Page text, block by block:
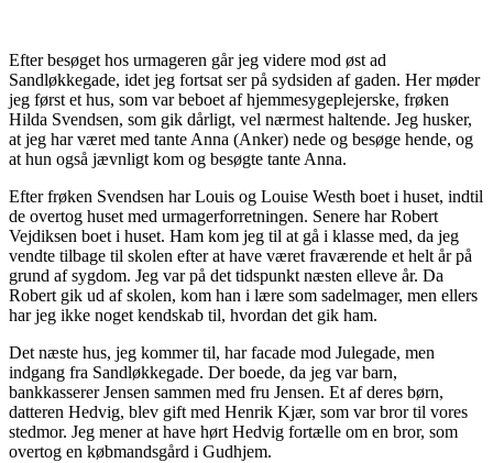
Efter besøget hos urmageren går jeg videre mod øst ad
Sandløkkegade, idet jeg fortsat ser på sydsiden af gaden. Her møder
jeg først et hus, som var beboet af hjemmesygeplejerske, frøken
Hilda Svendsen, som gik dårligt, vel nærmest haltende. Jeg husker,
at jeg har været med tante Anna (Anker) nede og besøge hende, og
at hun også jævnligt kom og besøgte tante Anna.
Efter frøken Svendsen har Louis og Louise Westh boet i huset, indtil
de overtog huset med urmagerforretningen. Senere har Robert
Vejdiksen boet i huset. Ham kom jeg til at gå i klasse med, da jeg
vendte tilbage til skolen efter at have været fraværende et helt år på
grund af sygdom. Jeg var på det tidspunkt næsten elleve år. Da
Robert gik ud af skolen, kom han i lære som sadelmager, men ellers
har jeg ikke noget kendskab til, hvordan det gik ham.
Det næste hus, jeg kommer til, har facade mod Julegade, men
indgang fra Sandløkkegade. Der boede, da jeg var barn,
bankkasserer Jensen sammen med fru Jensen. Et af deres børn,
datteren Hedvig, blev gift med Henrik Kjær, som var bror til vores
stedmor. Jeg mener at have hørt Hedvig fortælle om en bror, som
overtog en købmandsgård i Gudhjem.